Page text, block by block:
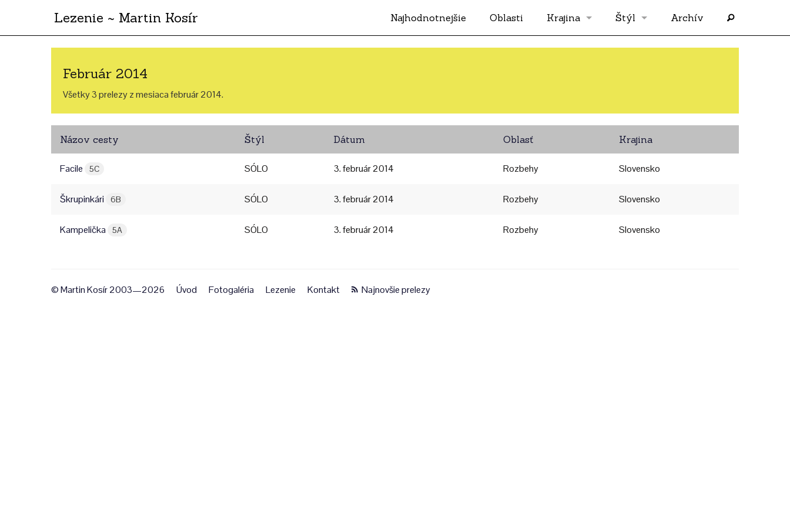
Lezenie ~ Martin Kosír Najhodnotnejšie Oblasti Krajina
Rakúsko
Štýl
RP
AF
SÓLO
Archív
Február 2014
Všetky 3 prelezy z mesiaca február 2014.
Názov cesty Štýl Dátum Oblasť Krajina
Facile 5C SÓLO 3. február 2014 Rozbehy Slovensko
Škrupinkári 6B SÓLO 3. február 2014 Rozbehy Slovensko
Kampelička 5A SÓLO 3. február 2014 Rozbehy Slovensko
© Martin Kosír 2003—2026 Úvod Fotogaléria Lezenie Kontakt Najnovšie prelezy